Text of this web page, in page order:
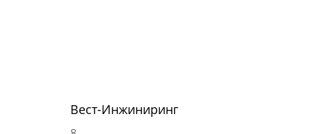
Вест-Инжиниринг